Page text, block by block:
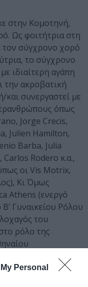
Personal
στην Κομοτηνή,
Ως φοιτήτρια στη
τον σύγχρονο χορό
το σύγχρονο
ιδιαίτερη αγάπη
την ακροβατική
και συνεργαστεί με
όπως
Jorge Crecis,
Julien Hamilton,
Barba, Julia
Rodero κ.α.,
οι Vis Motrix,
Κι Όμως
Athens (ενεργό
Γυναικείου Ρόλου
του
ρόλο της
το Α’ Βραβείο
μαζί με τον
σύγχρονου